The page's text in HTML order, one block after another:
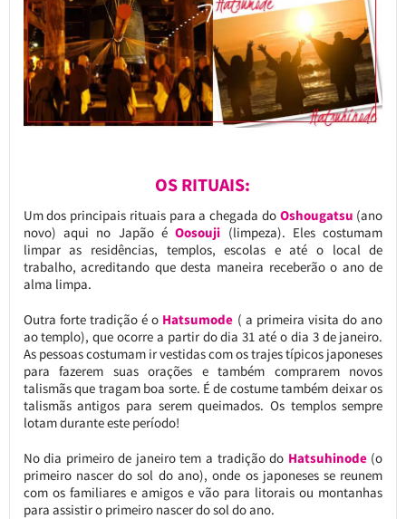
OS RITUAIS:
Um dos principais rituais para a chegada do Oshougatsu (ano
novo) aqui no Japão éOosouji (limpeza). Eles costumam
limpar as residências, templos, escolas e até o local de
trabalho, acreditando que desta maneira receberão o ano de
alma limpa.
Outra forte tradição é o Hatsumode ( a primeira visita do ano
ao templo), que ocorre a partir do dia 31 até o dia 3 de janeiro.
As pessoas costumam ir vestidas com os trajes típicos japoneses
para fazerem suas orações e também comprarem novos
talismãs que tragam boa sorte. É de costume também deixar os
talismãs antigos para serem queimados. Os templos sempre
lotam durante este período!
No dia primeiro de janeiro tem a tradição do Hatsuhinode(o
primeiro nascer do sol do ano), onde os japoneses se reunem
com os familiares e amigos e vão para litorais ou montanhas
para assistir o primeiro nascer do sol do ano.